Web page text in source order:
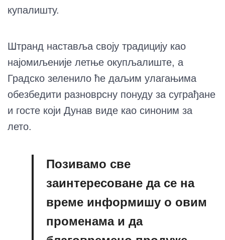
купалишту.
Штранд наставља своју традицију као
најомиљеније летње окупљалиште, а
Градско зеленило ће даљим улагањима
обезбедити разноврсну понуду за суграђане
и госте који Дунав виде као синоним за
лето.
Позивамо све
заинтересоване да се на
време информишу о овим
променама и да